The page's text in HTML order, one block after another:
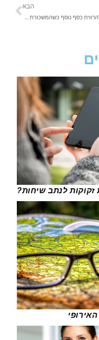
הבא
איך להרוויח כסף נוסף כשהמשכורת לא מספיקה? הינה כמה הפתרונות
זקוקות לנתב שיחות?